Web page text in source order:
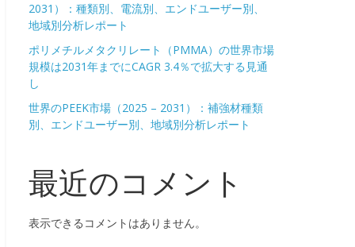
2031）：種類別、電流別、エンドユーザー別、
地域別分析レポート
ポリメチルメタクリレート（PMMA）の世界市場
規模は2031年までにCAGR 3.4％で拡大する見通
し
世界のPEEK市場（2025 – 2031）：補強材種類
別、エンドユーザー別、地域別分析レポート
最近のコメント
表示できるコメントはありません。